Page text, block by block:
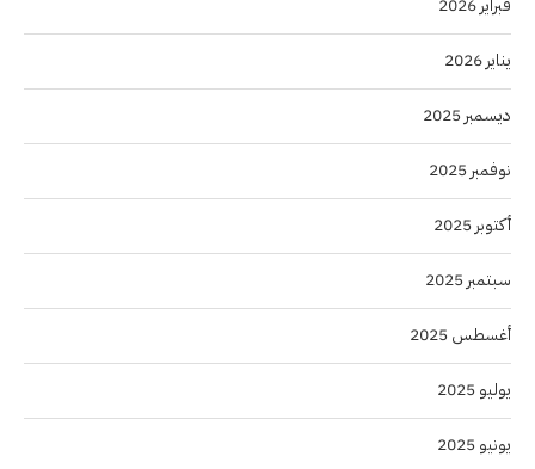
فبراير 2026
يناير 2026
ديسمبر 2025
نوفمبر 2025
أكتوبر 2025
سبتمبر 2025
أغسطس 2025
يوليو 2025
يونيو 2025